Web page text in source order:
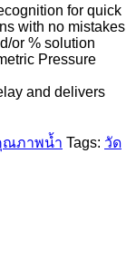
for quick
with no mistakes
or % solution
Pressure
and delivers
ณภาพน้ำ Tags: วัด